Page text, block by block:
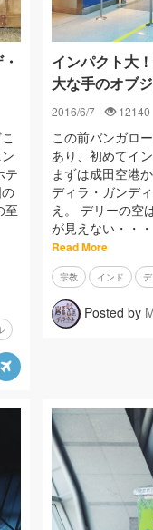
テ
至
インパクト大
大な手のオブ
2016/6/7 12140
この前バンガロ
あり、初めてイ
まずは成田空港
ディラ・ガンデ
え。 デリーの空
が見えない・・
Read More
宗教 インド
Posted by